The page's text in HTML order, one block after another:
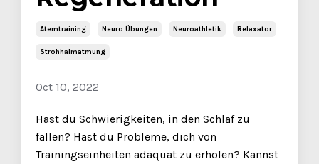
Atemtraining Neuro Übungen Neuroathletik Relaxator
Strohhalmatmung
Oct 10, 2022
Hast du Schwierigkeiten, in den Schlaf zu
fallen? Hast du Probleme, dich von
Trainingseinheiten adäquat zu erholen? Kannst